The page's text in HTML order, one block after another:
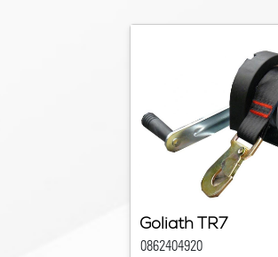
Goliath TR7
0862404920